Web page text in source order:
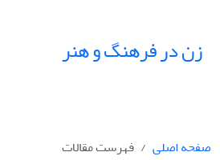
زن در فرهنگ و هنر
صفحه اصلی
فهرست مقالات